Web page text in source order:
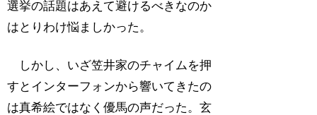
選挙の話題はあえて避けるべきなのか
はとりわけ悩ましかった。
しかし、いざ笠井家のチャイムを押
すとインターフォンから響いてきたの
は真希絵ではなく優馬の声だった。玄